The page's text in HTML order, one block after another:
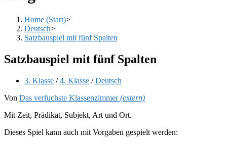
Home (Start)>
Deutsch>
Satzbauspiel mit fünf Spalten
Satzbauspiel mit fünf Spalten
Beitrags-
3. Klasse / 4. Klasse / Deutsch
Von Das verfuchste Klassenzimmer(extern)
Mit Zeit, Prädikat, Subjekt, Art und Ort.
Dieses Spiel kann auch mit Vorgaben gespielt werden: